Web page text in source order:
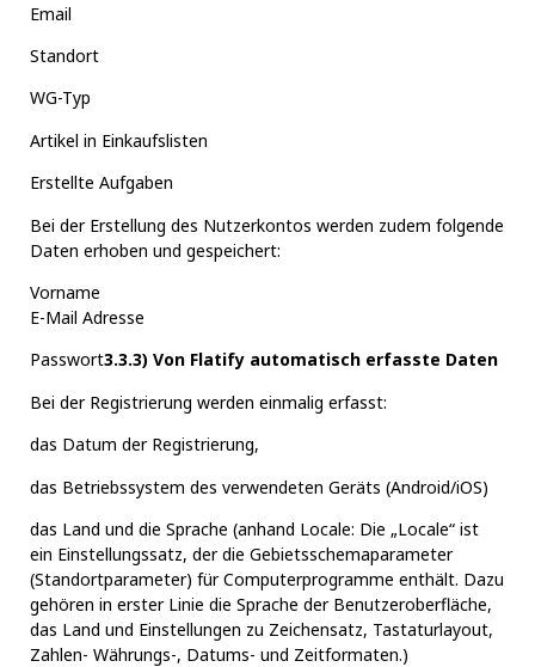
Email
Standort
WG-Typ
Artikel in Einkaufslisten
Erstellte Aufgaben
Bei der Erstellung des Nutzerkontos werden zudem folgende
Daten erhoben und gespeichert:
Vorname
E-Mail Adresse
Passwort3.3.3) Von Flatify automatisch erfasste Daten
Bei der Registrierung werden einmalig erfasst:
das Datum der Registrierung,
das Betriebssystem des verwendeten Geräts (Android/iOS)
das Land und die Sprache (anhand Locale: Die „Locale“ ist
ein Einstellungssatz, der die Gebietsschemaparameter
(Standortparameter) für Computerprogramme enthält. Dazu
gehören in erster Linie die Sprache der Benutzeroberfläche,
das Land und Einstellungen zu Zeichensatz, Tastaturlayout,
Zahlen- Währungs-, Datums- und Zeitformaten.)